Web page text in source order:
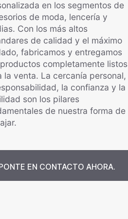
en los segmentos de
de moda, lencería y
Con los más altos
de calidad y el máximo
fabricamos y entregamos
completamente listos
la venta. La cercanía personal,
la confianza y la
son los pilares
de nuestra forma de
EN CONTACTO AHORA.